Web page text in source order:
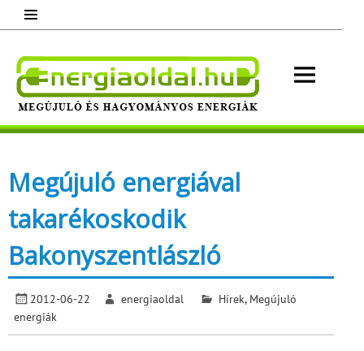
content
Megújuló és hagyományos energiák.
Megújuló energiával
takarékoskodik
Bakonyszentlászló
2012-06-22 energiaoldal Hírek, Megújuló
energiák